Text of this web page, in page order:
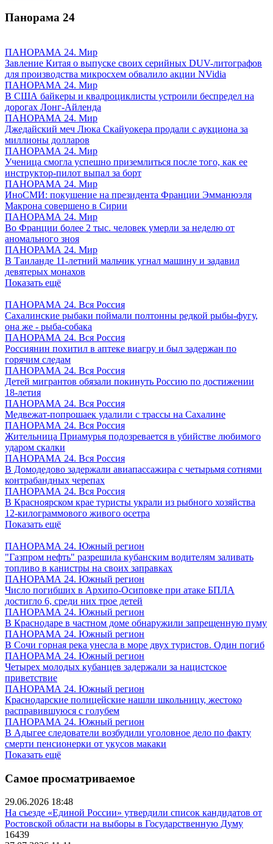
Панорама 24
ПАНОРАМА 24. Мир
Завление Китая о выпуске своих серийных DUV-литографов
для производства микросхем обвалило акции NVidia
ПАНОРАМА 24. Мир
В США байкеры и квадроциклисты устроили беспредел на
дорогах Лонг-Айленда
ПАНОРАМА 24. Мир
Джедайский меч Люка Скайуокера продали с аукциона за
миллионы долларов
ПАНОРАМА 24. Мир
Ученица смогла успешно приземлиться после того, как ее
инструктор-пилот выпал за борт
ПАНОРАМА 24. Мир
ИноСМИ: покушение на президента Франции Эмманюэля
Макрона совершено в Сирии
ПАНОРАМА 24. Мир
Во Франции более 2 тыс. человек умерли за неделю от
аномального зноя
ПАНОРАМА 24. Мир
В Таиланде 11-летний мальчик угнал машину и задавил
девятерых монахов
Показать ещё
ПАНОРАМА 24. Вся Россия
Сахалинские рыбаки поймали полтонны редкой рыбы-фугу,
она же - рыба-собака
ПАНОРАМА 24. Вся Россия
Россиянин похитил в аптеке виагру и был задержан по
горячим следам
ПАНОРАМА 24. Вся Россия
Детей мигрантов обязали покинуть Россию по достижении
18-летия
ПАНОРАМА 24. Вся Россия
Медвежат-попрошаек удалили с трассы на Сахалине
ПАНОРАМА 24. Вся Россия
Жительница Приамурья подозревается в убийстве любимого
ударом скалки
ПАНОРАМА 24. Вся Россия
В Домодедово задержали авиапассажира с четырьмя сотнями
контрабандных черепах
ПАНОРАМА 24. Вся Россия
В Красноярском крае туристы украли из рыбного хозяйства
12-килограммового живого осетра
Показать ещё
ПАНОРАМА 24. Южный регион
"Газпром нефть" разрешила кубанским водителям заливать
топливо в канистры на своих заправках
ПАНОРАМА 24. Южный регион
Число погибших в Архипо-Осиповке при атаке БПЛА
достигло 6, среди них трое детей
ПАНОРАМА 24. Южный регион
В Краснодаре в частном доме обнаружили запрещенную пуму
ПАНОРАМА 24. Южный регион
В Сочи горная река унесла в море двух туристов. Один погиб
ПАНОРАМА 24. Южный регион
Четырех молодых кубанцев задержали за нацистское
приветствие
ПАНОРАМА 24. Южный регион
Краснодарские полицейские нашли школьницу, жестоко
расправившуюся с голубем
ПАНОРАМА 24. Южный регион
В Адыгее следователи возбудили уголовное дело по факту
смерти пенсионерки от укусов макаки
Показать ещё
Самое просматриваемое
29.06.2026 18:48
На съезде «Единой России» утвердили список кандидатов от
Ростовской области на выборы в Государственную Думу
16439